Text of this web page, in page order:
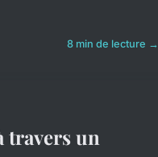
8 min de lecture →
travers un